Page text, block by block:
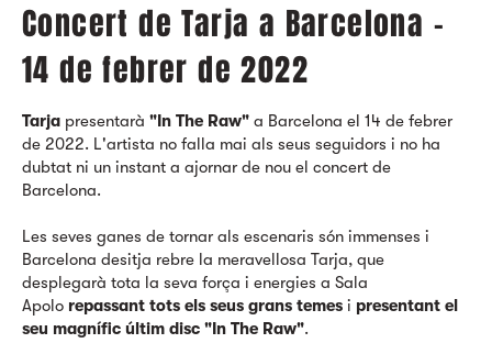
Concert de Tarja a Barcelona -
14 de febrer de 2022
Tarja presentarà "In The Raw" a Barcelona el 14 de febrer
de 2022. L'artista no falla mai als seus seguidors i no ha
dubtat ni un instant a ajornar de nou el concert de
Barcelona.
Les seves ganes de tornar als escenaris són immenses i
Barcelona desitja rebre la meravellosa Tarja, que
desplegarà tota la seva força i energies a Sala
Apolo repassant tots els seus grans temes i presentant el
seu magnífic últim disc "In The Raw".